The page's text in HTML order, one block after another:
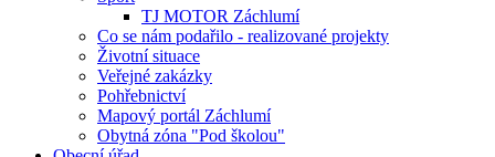
TJ MOTOR Záchlumí
Co se nám podařilo - realizované projekty
Životní situace
Veřejné zakázky
Pohřebnictví
Mapový portál Záchlumí
Obytná zóna "Pod školou"